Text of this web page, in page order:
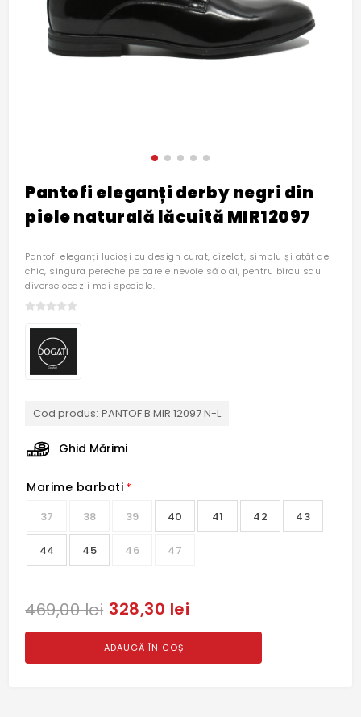
Pantofi eleganți derby negri din
piele naturală lăcuită MIR12097
Pantofi eleganți lucioși cu design curat, cizelat, simplu și atât de
chic, singura pereche pe care e nevoie să o ai, pentru birou sau
diverse ocazii mai speciale.
Cod produs: PANTOF B MIR 12097 N-L
Ghid Mărimi
Marime barbati *
37 38 39 40 41 42 43
44 45 46 47
469,00 lei 328,30 lei
ADAUGĂ ÎN COȘ